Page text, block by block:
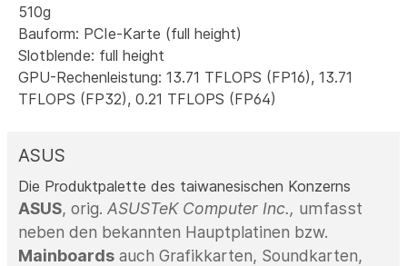
510g
Bauform: PCIe-Karte (full height)
Slotblende: full height
GPU-Rechenleistung: 13.71 TFLOPS (FP16), 13.71
TFLOPS (FP32), 0.21 TFLOPS (FP64)
ASUS
Die Produktpalette des taiwanesischen Konzerns
ASUS, orig. ASUSTeK Computer Inc., umfasst
neben den bekannten Hauptplatinen bzw.
Mainboards auch Grafikkarten, Soundkarten,